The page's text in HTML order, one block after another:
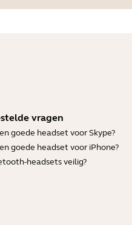
vragen
goede headset voor Skype?
goede headset voor iPhone?
headsets veilig?